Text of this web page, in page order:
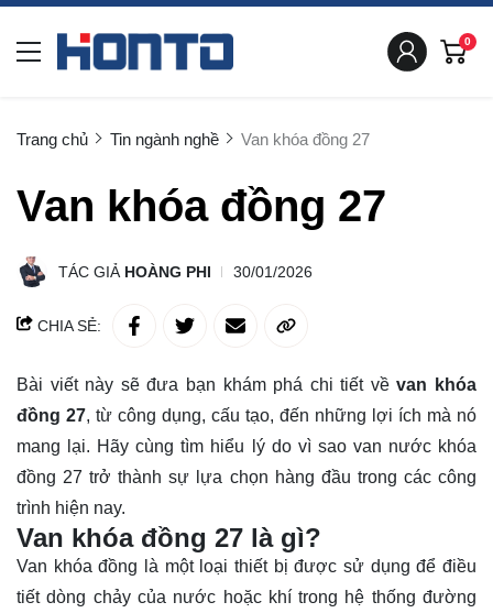
0
Trang chủ Tin ngành nghề Van khóa đồng 27
Van khóa đồng 27
TÁC GIẢ HOÀNG PHI 30/01/2026
CHIA SẺ:
Bài viết này sẽ đưa bạn khám phá chi tiết vềvan khóa
đồng 27, từ công dụng, cấu tạo, đến những lợi ích mà nó
mang lại. Hãy cùngtìm hiểu lý do vì sao van nước khóa
đồng 27 trở thành sự lựa chọn hàng đầu trong các công
trình hiện nay.
Van khóa đồng 27 là gì?
Van khóa đồng là một loại thiết bị được sử dụng để điều
tiết dòng chảy của nước hoặc khí trong hệ thống đường